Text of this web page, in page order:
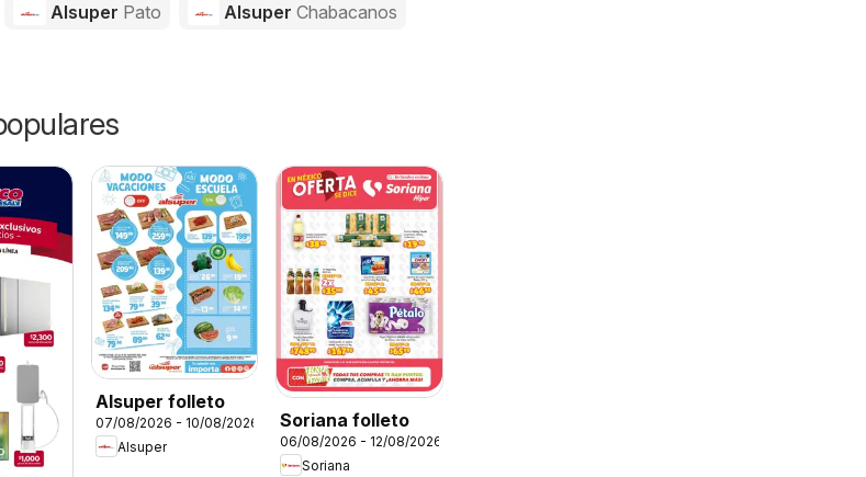
Alsuper Pato AlsuperChabacanos
Alsuper folleto
07/08/2026 - 10/08/2026
Alsuper
Soriana folleto
06/08/2026 - 12/08/2026
Soriana